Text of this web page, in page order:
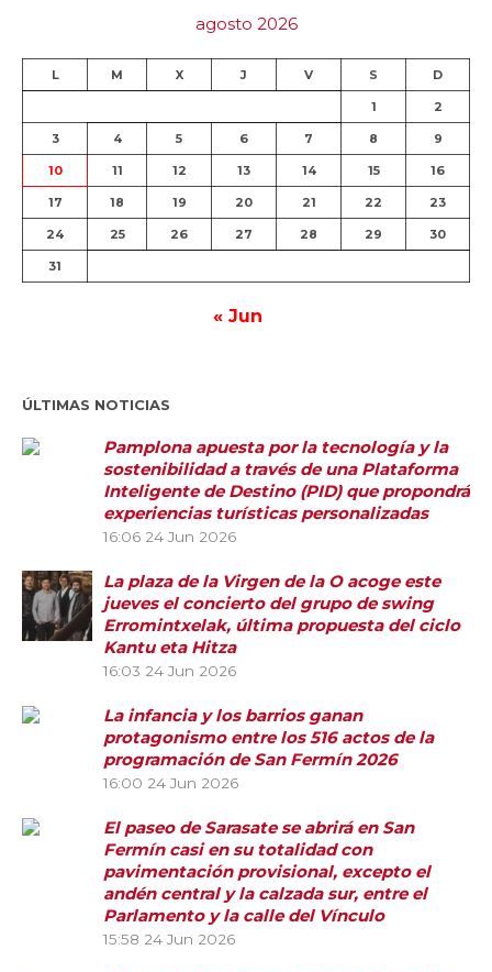
agosto 2026
L M X J V S D
1 2
3 4 5 6 7 8 9
10 11 12 13 14 15 16
17 18 19 20 21 22 23
24 25 26 27 28 29 30
31
« Jun
ÚLTIMAS NOTICIAS
Pamplona apuesta por la tecnología y la
sostenibilidad a través de una Plataforma
Inteligente de Destino (PID) que propondrá
experiencias turísticas personalizadas
16:06 24 Jun 2026
La plaza de la Virgen de la O acoge este
jueves el concierto del grupo de swing
Erromintxelak, última propuesta del ciclo
Kantu eta Hitza
16:03 24 Jun 2026
La infancia y los barrios ganan
protagonismo entre los 516 actos de la
programación de San Fermín 2026
16:00 24 Jun 2026
El paseo de Sarasate se abrirá en San
Fermín casi en su totalidad con
pavimentación provisional, excepto el
andén central y la calzada sur, entre el
Parlamento y la calle del Vínculo
15:58 24 Jun 2026